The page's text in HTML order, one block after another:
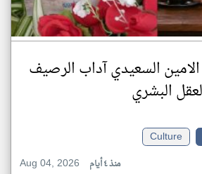
الامين السعيدي آداب الرصيف
البشري
Culture
Aug 04, 2026
منذ ٤ أيام